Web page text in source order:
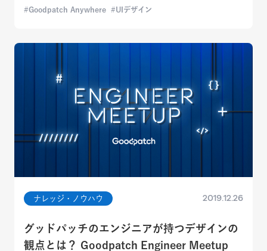
Goodpatch Anywhere UIデザイン
ナレッジ・ノウハウ 2019.12.26
グッドパッチのエンジニアが持つデザインの
観点とは？ Goodpatch Engineer Meetup